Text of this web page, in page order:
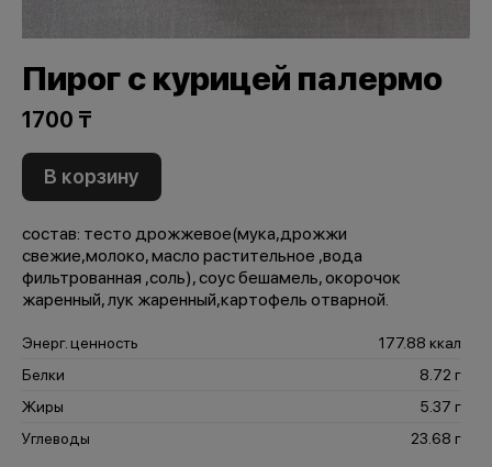
Пирог с курицей палермо
1700 ₸
В корзину
состав: тесто дрожжевое(мука,дрожжи
свежие,молоко, масло растительное ,вода
фильтрованная ,соль), соус бешамель, окорочок
жаренный, лук жаренный,картофель отварной.
Энерг. ценность
177.88 ккал
Белки
8.72 г
Жиры
5.37 г
Углеводы
23.68 г